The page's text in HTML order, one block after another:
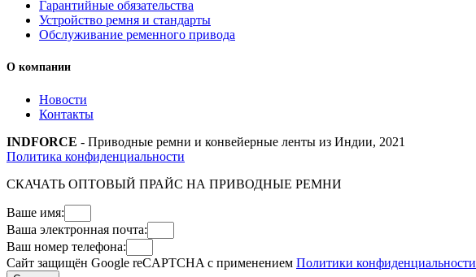
Гарантийные обязательства
Устройство ремня и стандарты
Обслуживание ременного привода
О компании
Новости
Контакты
INDFORCE - Приводные ремни и конвейерные ленты из Индии, 2021
Политика конфиденциальности
СКАЧАТЬ ОПТОВЫЙ ПРАЙС НА ПРИВОДНЫЕ РЕМНИ
Ваше имя:
Ваша электронная почта:
Ваш номер телефона:
Сайт защищён Google reCAPTCHA с применением Политики конфиденциальности